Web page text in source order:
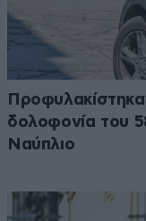
δολοφονία του
Ναύπλιο